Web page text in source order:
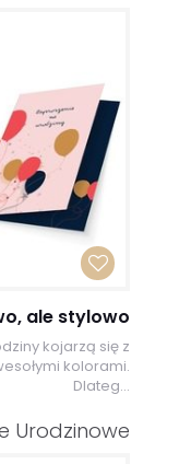
ale stylowo
kojarzą się z
kolorami.
Dlateg...
Urodzinowe